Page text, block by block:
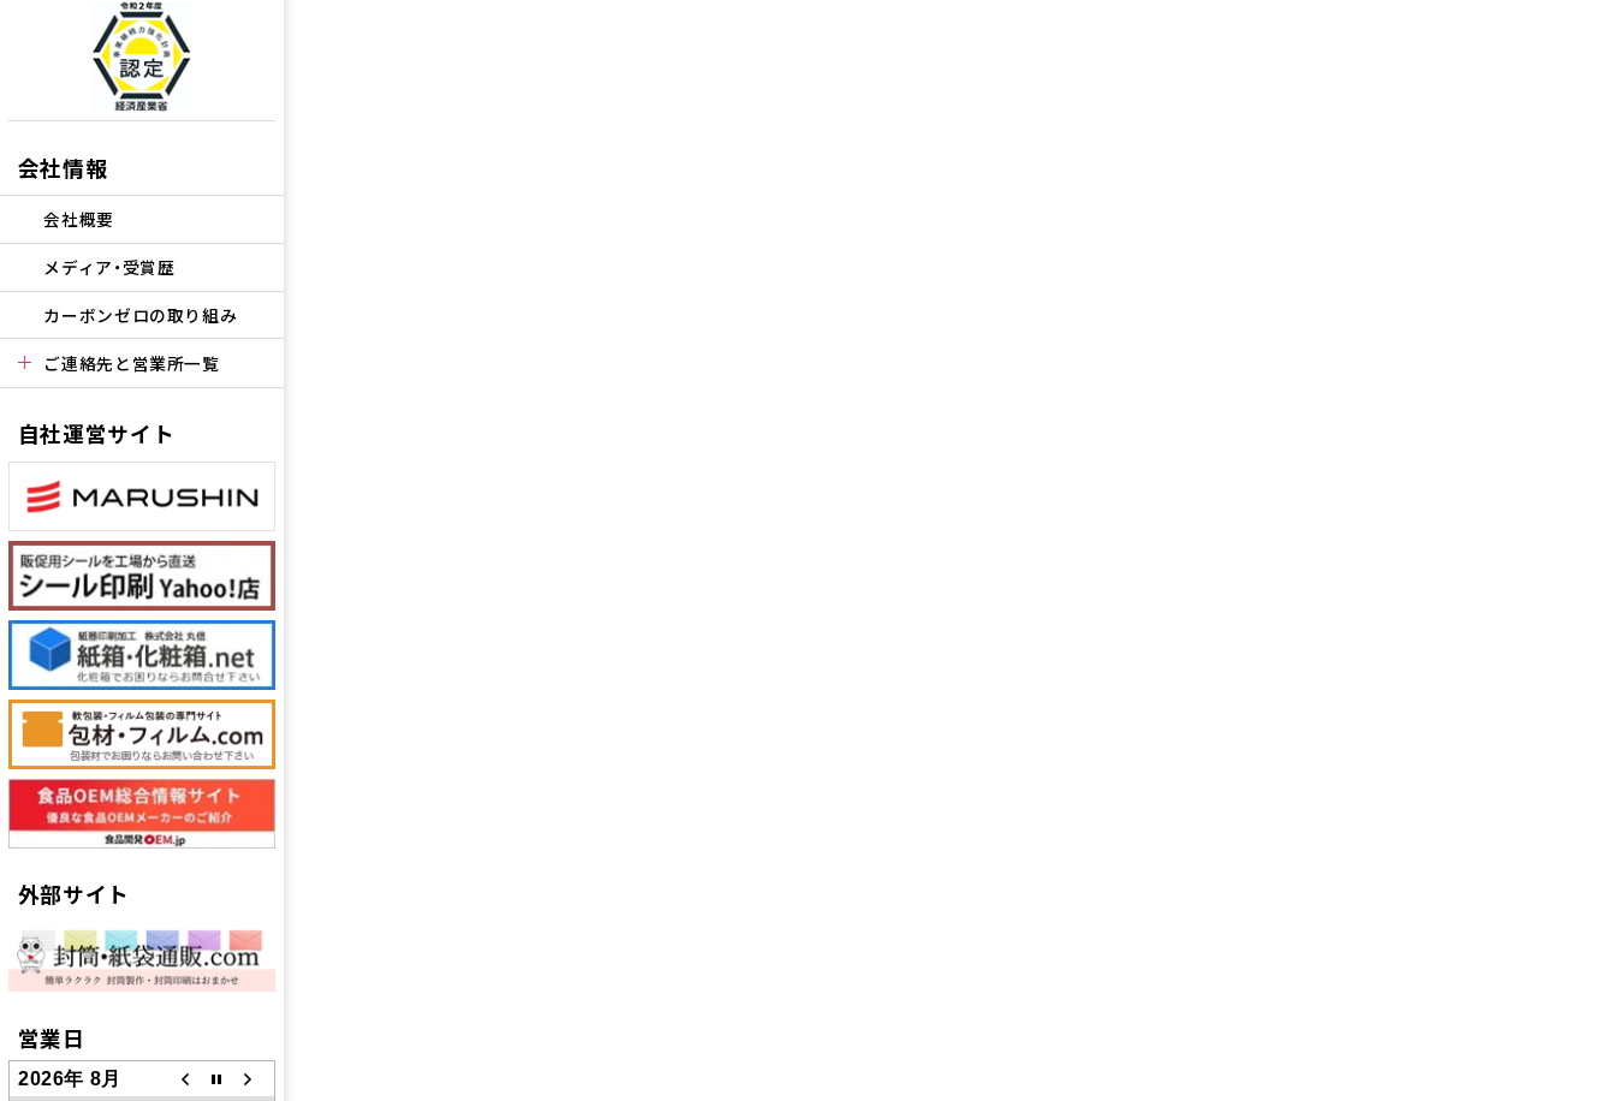
会社情報
会社概要
メディア・受賞歴
カーボンゼロの取り組み
ご連絡先と営業所一覧
自社運営サイト
外部サイト
営業日
2026年 8月